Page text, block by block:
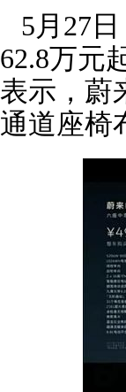
5月27日
62.8万元
表示，蔚
通道座椅